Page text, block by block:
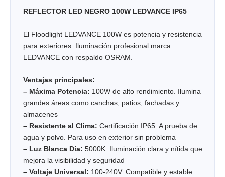
REFLECTOR LED NEGRO 100W LEDVANCE IP65
El Floodlight LEDVANCE 100W es potencia y resistencia
para exteriores. Iluminación profesional marca
LEDVANCE con respaldo OSRAM.
Ventajas principales:
– Máxima Potencia: 100W de alto rendimiento. Ilumina
grandes áreas como canchas, patios, fachadas y
almacenes
– Resistente al Clima: Certificación IP65. A prueba de
agua y polvo. Para uso en exterior sin problema
– Luz Blanca Día: 5000K. Iluminación clara y nítida que
mejora la visibilidad y seguridad
– Voltaje Universal: 100-240V. Compatible y estable